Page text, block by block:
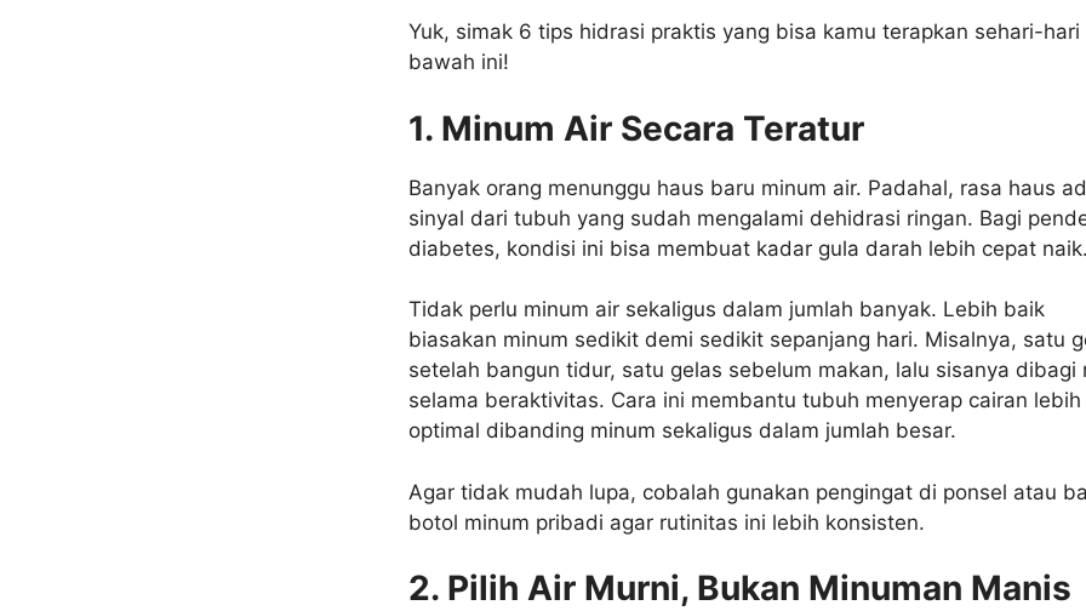
Yuk, simak 6 tips hidrasi praktis yang bisa kamu terapkan sehari-hari
bawah ini!
1. Minum Air Secara Teratur
Banyak orang menunggu haus baru minum air. Padahal, rasa haus
sinyal dari tubuh yang sudah mengalami dehidrasi ringan. Bagi
diabetes, kondisi ini bisa membuat kadar gula darah lebih cepat naik.
Tidak perlu minum air sekaligus dalam jumlah banyak. Lebih baik
biasakan minum sedikit demi sedikit sepanjang hari. Misalnya, satu
setelah bangun tidur, satu gelas sebelum makan, lalu sisanya dibagi
selama beraktivitas. Cara ini membantu tubuh menyerap cairan lebih
optimal dibanding minum sekaligus dalam jumlah besar.
Agar tidak mudah lupa, cobalah gunakan pengingat di ponsel atau
botol minum pribadi agar rutinitas ini lebih konsisten.
2. Pilih Air Murni, Bukan Minuman Manis